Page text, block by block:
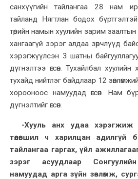
санхүүгийн тайлангаа 28 нам
тайланд Нягтлан бодох
төрийн намын хуулийн зарим
хангаагүй зэрэг алдаа зөрчлүүд
хэрэгжүүлсэн 3 шатны
дүгнэлтээ өгсөн. Тухайлбал хуулийн
тухайд нийтлэг байдлаар 12
хорооноос намуудад өгсөн. Нам
дүгнэлтийг өгсөн.
-Хууль анх удаа хэрэгжиж
төлөвшил ч харилцан адилгүй
тайлангаа гаргах, үйл
зэрэг асуудлаар
намуудад арга зүйн зөвлөмж,